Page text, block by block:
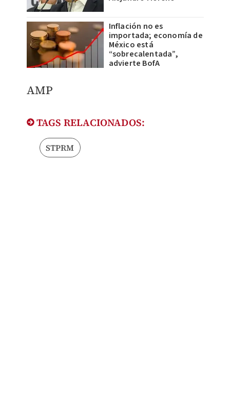
Inflación no es
importada; economía de
México está
“sobrecalentada”,
advierte BofA
AMP
TAGS RELACIONADOS:
STPRM